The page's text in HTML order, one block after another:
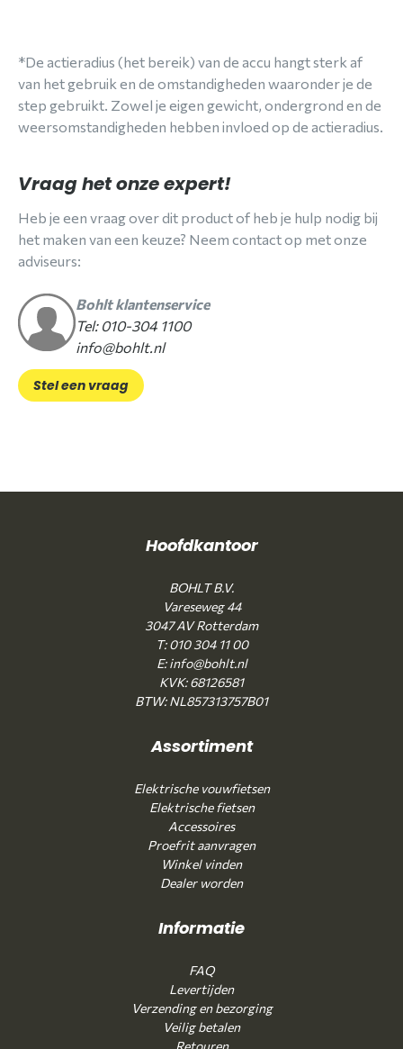
*De actieradius (het bereik) van de accu hangt sterk af
van het gebruik en de omstandigheden waaronder je de
step gebruikt. Zowel je eigen gewicht, ondergrond en de
weersomstandigheden hebben invloed op de actieradius.
Vraag het onze expert!
Heb je een vraag over dit product of heb je hulp nodig bij
het maken van een keuze? Neem contact op met onze
adviseurs:
Bohlt klantenservice
Tel: 010-304 1100
info@bohlt.nl
Stel een vraag
Hoofdkantoor
BOHLT B.V.
Vareseweg 44
3047 AV Rotterdam
T: 010 304 11 00
E: info@bohlt.nl
KVK: 68126581
BTW: NL857313757B01
Assortiment
Elektrische vouwfietsen
Elektrische fietsen
Accessoires
Proefrit aanvragen
Winkel vinden
Dealer worden
Informatie
FAQ
Levertijden
Verzending en bezorging
Veilig betalen
Retouren